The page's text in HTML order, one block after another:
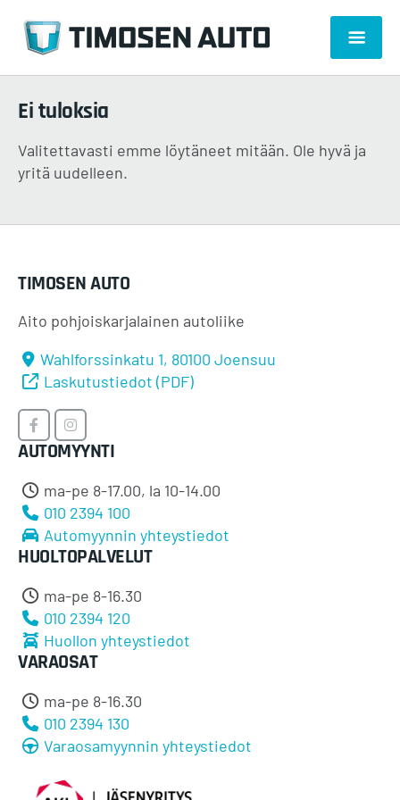
Ei tuloksia
Valitettavasti emme löytäneet mitään. Ole hyvä ja
yritä uudelleen.
TIMOSEN AUTO
Aito pohjoiskarjalainen autoliike
Wahlforssinkatu 1, 80100 Joensuu
Laskutustiedot (PDF)
Timosen
Auto
Facebookissa
Timosen
Auto
AUTOMYYNTI
ma-pe 8-17.00, la 10-14.00
010 2394 100
Automyynnin yhteystiedot
HUOLTOPALVELUT
ma-pe 8-16.30
010 2394 120
Huollon yhteystiedot
VARAOSAT
ma-pe 8-16.30
010 2394 130
Varaosamyynnin yhteystiedot